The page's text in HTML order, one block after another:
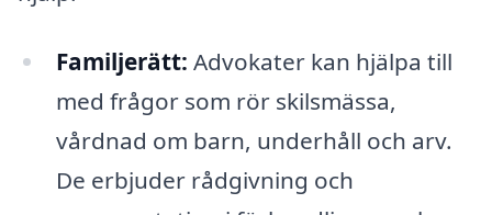
Familjerätt: Advokater kan hjälpa till
med frågor som rör skilsmässa,
vårdnad om barn, underhåll och arv.
De erbjuder rådgivning och